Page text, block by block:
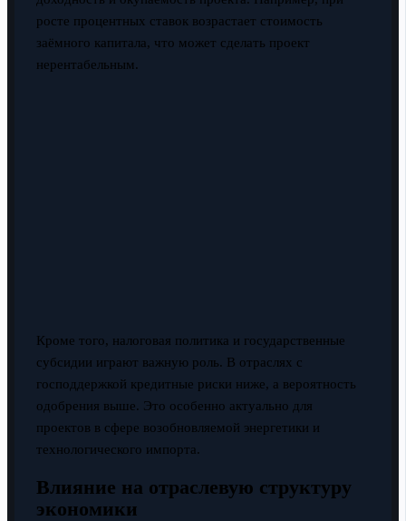
росте процентных ставок возрастает стоимость
заёмного капитала, что может сделать проект
нерентабельным.
Кроме того, налоговая политика и государственные
субсидии играют важную роль. В отраслях с
господдержкой кредитные риски ниже, а вероятность
одобрения выше. Это особенно актуально для
проектов в сфере возобновляемой энергетики и
технологического импорта.
Влияние на отраслевую структуру
экономики